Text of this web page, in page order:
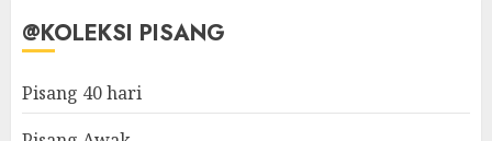
@KOLEKSI PISANG
Pisang 40 hari